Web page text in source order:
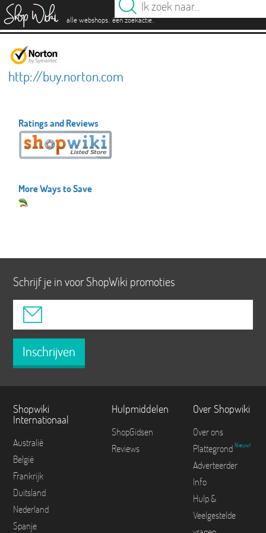
alle webshops. één zoekactie.
http://buy.norton.com
Ratings and Reviews
More Ways to Save
Schrijf je in voor ShopWiki promoties
Inschrijven
Shopwiki
Internationaal
Australië
België
Frankrijk
Duitsland
Nederland
Spanje
Hulpmiddelen
ShopGidsen
Reviews
Over Shopwiki
Over ons
Plattegrond Nieuw!
Adverteerder
Info
Hulp &
Veelgestelde